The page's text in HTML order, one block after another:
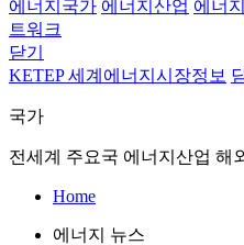
에너지국가 에너지산업 에너
트워크
닫기
KETEP 세계에너지시장정보
국가
전세계 주요국 에너지산업 해
Home
에너지 뉴스